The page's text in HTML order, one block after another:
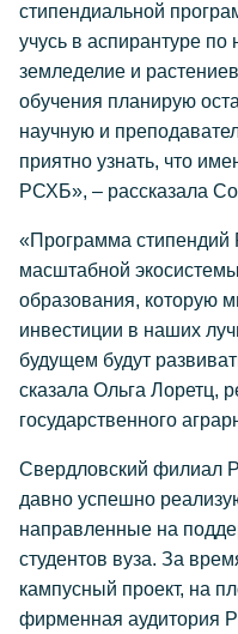
стипендиальной
учусь в аспирантуре
земледелие и
обучения планирую
научную и
приятно узнать, что
РСХБ», – рассказала
«Программа стипендий
масштабной
образования, которую
инвестиции в наших
будущем будут
сказала Ольга Лоретц,
государственного
Свердловский филиал
давно успешно
направленные на
студентов вуза. За
кампусный проект, на
фирменная аудитория